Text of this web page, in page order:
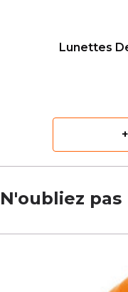
Lunettes
N'oubliez pas